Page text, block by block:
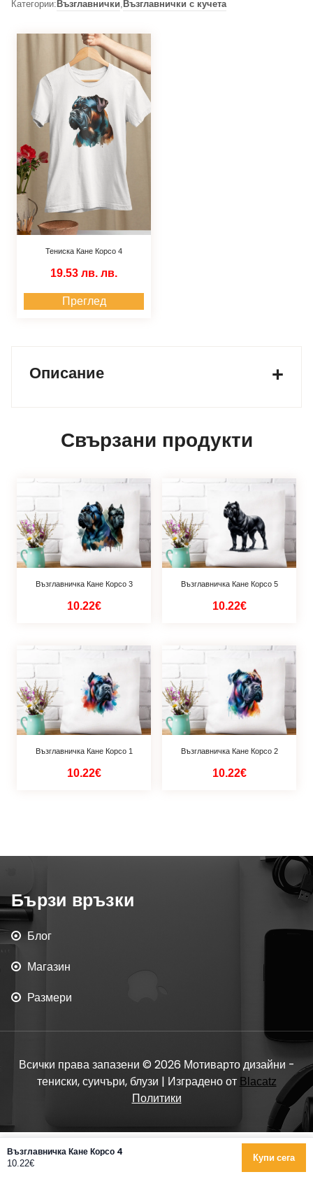
Категории: Възглавнички, Възглавнички с кучета
Тениска Кане Корсо 4
19.53 лв. лв.
Преглед
Описание
Свързани продукти
Възглавничка Кане Корсо 3
10.22€
Възглавничка Кане Корсо 5
10.22€
Възглавничка Кане Корсо 1
10.22€
Възглавничка Кане Корсо 2
10.22€
Бързи връзки
Блог
Магазин
Размери
Всички права запазени © 2026 Мотиварто дизайни -
тениски, суичъри, блузи | Изградено от Blacatz
Политики
Възглавничка Кане Корсо 4
10.22€ Купи сега